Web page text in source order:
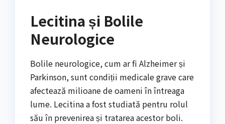
Lecitina și Bolile
Neurologice
Bolile neurologice, cum ar fi Alzheimer și
Parkinson, sunt condiții medicale grave care
afectează milioane de oameni în întreaga
lume. Lecitina a fost studiată pentru rolul
său în prevenirea și tratarea acestor boli.